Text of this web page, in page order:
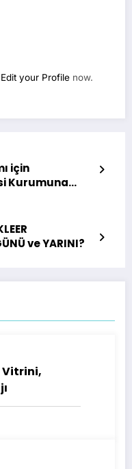
Edit your Profile now.
için
Kurumuna
(SMR) BUGÜNÜ ve YARINI?
Vitrini,